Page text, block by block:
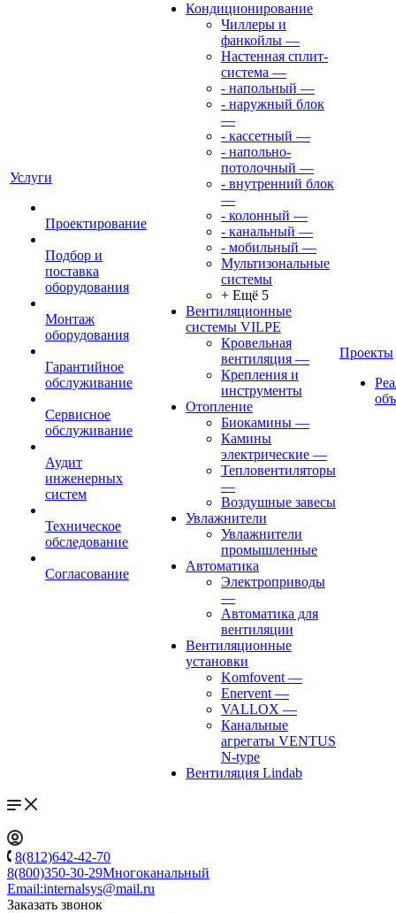
Услуги
Проектирование
Подбор и
поставка
оборудования
Монтаж
оборудования
Гарантийное
обслуживание
Сервисное
обслуживание
Аудит
инженерных
систем
Техническое
обследование
Согласование
Кондиционирование
Чиллеры и
фанкойлы —
Настенная сплит-
система —
- напольный —
- наружный блок
—
- кассетный —
- напольно-
потолочный —
- внутренний блок
—
- колонный —
- канальный —
- мобильный —
Мультизональные
системы
+ Ещё 5
Вентиляционные
системы VILPE
Кровельная
вентиляция —
Крепления и
инструменты
Отопление
Биокамины —
Камины
электрические —
Тепловентиляторы
—
Воздушные завесы
Увлажнители
Увлажнители
промышленные
Автоматика
Электроприводы
—
Автоматика для
вентиляции
Вентиляционные
установки
Komfovent —
Enervent —
VALLOX —
Канальные
агрегаты VENTUS
N-type
Вентиляция Lindab
Проекты
8(812)642-42-70
8(800)350-30-29Многоканальный
Email:internalsys@mail.ru
Заказать звонок